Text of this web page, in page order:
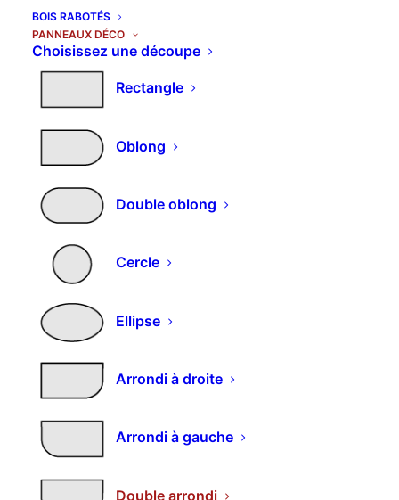
BOIS RABOTÉS
PANNEAUX DÉCO
Choisissez une découpe
Rectangle
Oblong
Double oblong
Cercle
Ellipse
Arrondi à droite
Arrondi à gauche
Double arrondi
Détails du compte
C
ommandes
Déconnexion
Partenaires
Ribereau
Carré Rouge
Politique de confidentialité
Conditions générales de ventes